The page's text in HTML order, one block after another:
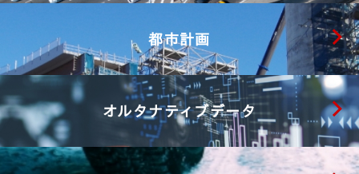
都市計画
オルタナティブデータ